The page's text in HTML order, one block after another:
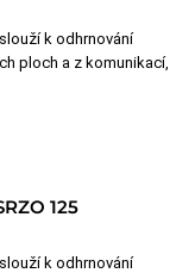
k odhrnování
ploch a z komunikací,
125
k odhrnování